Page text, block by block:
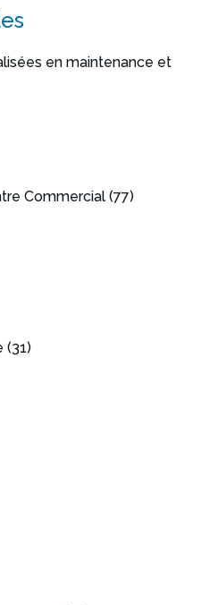
en maintenance et
Commercial (77)
(31)